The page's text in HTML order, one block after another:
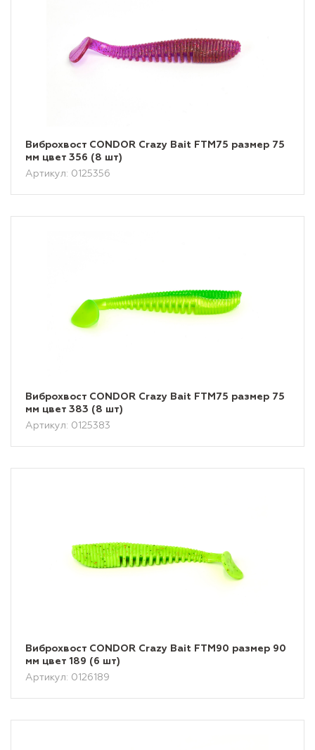
Виброхвост CONDOR Crazy Bait FTM75 размер 75
мм цвет 356 (8 шт)
Артикул: 0125356
Виброхвост CONDOR Crazy Bait FTM75 размер 75
мм цвет 383 (8 шт)
Артикул: 0125383
Виброхвост CONDOR Crazy Bait FTM90 размер 90
мм цвет 189 (6 шт)
Артикул: 0126189